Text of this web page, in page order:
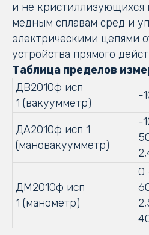
и не
медным сплавам сред и
электрическими цепями
устройства прямого
Таблица пределов
ДВ2010ф исп
1 (вакуумметр)
-
ДА2010ф исп 1
(мановакуумметр)
-
ДМ2010ф исп
1 (манометр)
0